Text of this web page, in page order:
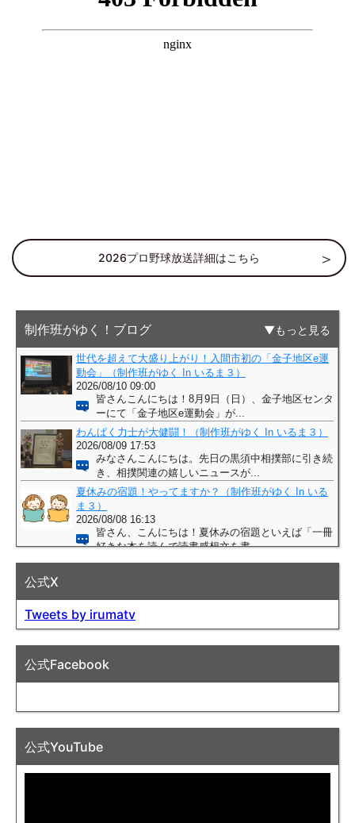
2026プロ野球放送詳細はこちら
制作班がゆく！ブログ もっと見る
公式X
Tweets by irumatv
公式Facebook
公式YouTube